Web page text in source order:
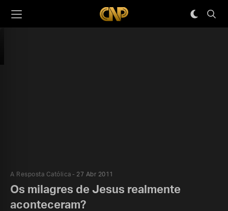
A Resposta Católica 27 Abr 2011
Os milagres de Jesus realmente
aconteceram?